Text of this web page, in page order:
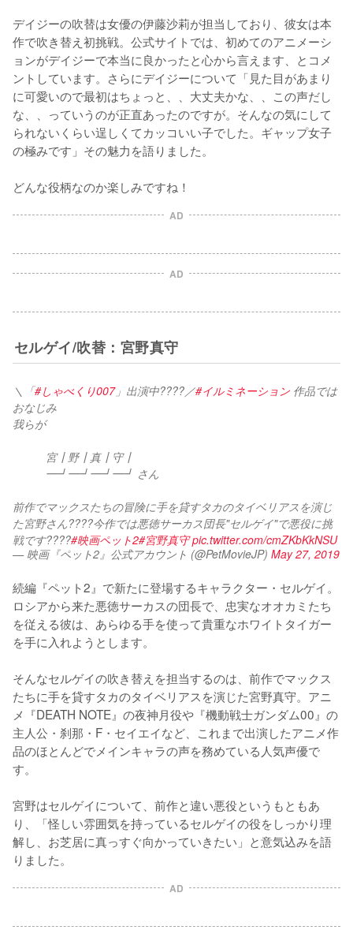
デイジーの吹替は女優の伊藤沙莉が担当しており、彼女は本
作で吹き替え初挑戦。公式サイトでは、初めてのアニメーシ
ョンがデイジーで本当に良かったと心から言えます、とコメ
ントしています。さらにデイジーについて「見た目があまり
に可愛いので最初はちょっと、、大丈夫かな、、この声だし
な、、っていうのが正直あったのですが。そんなの気にして
られないくらい逞しくてカッコいい子でした。ギャップ女子
の極みです」その魅力を語りました。
どんな役柄なのか楽しみですね！
AD
AD
セルゲイ/吹替：宮野真守
＼「#しゃべくり007」出演中????／#イルミネーション 作品では
おなじみ
我らが
宮┃野┃真┃守┃
━┛━┛━┛━┛ さん
前作でマックスたちの冒険に手を貸すタカのタイベリアスを演じ
た宮野さん????今作では悪徳サーカス団長"セルゲイ"で悪役に挑
戦です????#映画ペット2#宮野真守 pic.twitter.com/cmZKbKkNSU
— 映画『ペット2』公式アカウント (@PetMovieJP) May 27, 2019
続編『ペット2』で新たに登場するキャラクター・セルゲイ。
ロシアから来た悪徳サーカスの団長で、忠実なオオカミたち
を従える彼は、あらゆる手を使って貴重なホワイトタイガー
を手に入れようとします。
そんなセルゲイの吹き替えを担当するのは、前作でマックス
たちに手を貸すタカのタイベリアスを演じた宮野真守。アニ
メ『DEATH NOTE』の夜神月役や『機動戦士ガンダム00』の
主人公・刹那・F・セイエイなど、これまで出演したアニメ作
品のほとんどでメインキャラの声を務めている人気声優で
す。
宮野はセルゲイについて、前作と違い悪役というもともあ
り、「怪しい雰囲気を持っているセルゲイの役をしっかり理
解し、お芝居に真っすぐ向かっていきたい」と意気込みを語
りました。
AD